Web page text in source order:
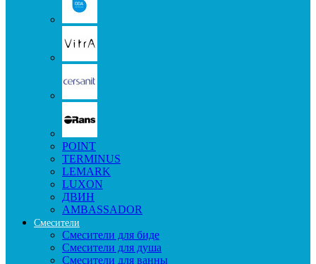
POINT
TERMINUS
LEMARK
LUXON
ДВИН
AMBASSADOR
Смесители
Смесители для биде
Смесители для душа
Смесители для ванны